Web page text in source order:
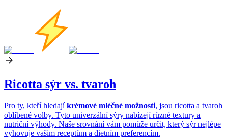
Ricotta sýr vs. tvaroh
Pro ty, kteří hledajíkrémové mléčné možnosti, jsou ricotta a tvaroh
oblíbené volby. Tyto univerzální sýry nabízejí různé textury a
nutriční výhody. Naše srovnání vám pomůže určit, který sýr nejlépe
vyhovuje vašim receptům a dietním preferencím.